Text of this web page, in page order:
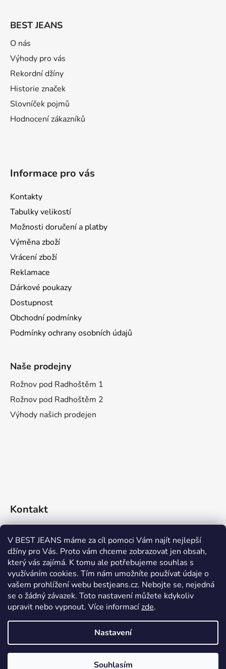
V BEST JEANS máme za cíl pomoci Vám najít nejlepší
džíny pro Vás. Proto vám chceme zobrazovat jen obsah,
který vás zajímá. K tomu ale potřebujeme souhlas s
využíváním cookies. Tím nám umožníte používat údaje o
vašem prohlížení webu bestjeans.cz. Nebojte se, nejedná
se o žádný závazek. Toto nastavení můžete kdykoliv
upravit nebo vypnout. Více informacízde.
Nastavení
Souhlasím
BEST JEANS
O nás
Výhody pro vás
Rekordní džíny
Historie značek
Slovníček pojmů
Hodnocení zákazníků
Informace pro vás
Kontakty
Tabulky velikostí
Možnosti doručení a platby
Výměna zboží
Vrácení zboží
Reklamace
Dárkové poukazy
Dostupnost
Obchodní podmínky
Podmínky ochrany osobních údajů
Naše prodejny
Rožnov pod Radhoštěm 1
Rožnov pod Radhoštěm 2
Výhody našich prodejen
Kontakt
eshop@bestjeans.cz
+420 771 200 468
+420 771 200 468
Vytvořil Shoptet